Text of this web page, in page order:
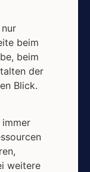
beim
beim
der
Blick.
weitere